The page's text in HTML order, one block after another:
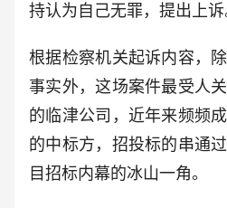
持认为自己无罪，提出上诉
根据检察机关起诉内容，
事实外，这场案件最受人
的临津公司，近年来频频
的中标方，招投标的串通
目招标内幕的冰山一角。